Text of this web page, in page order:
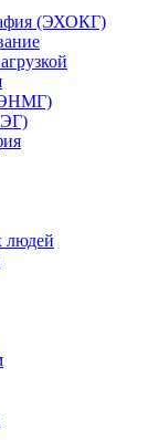
(ЭХОКГ)
людей